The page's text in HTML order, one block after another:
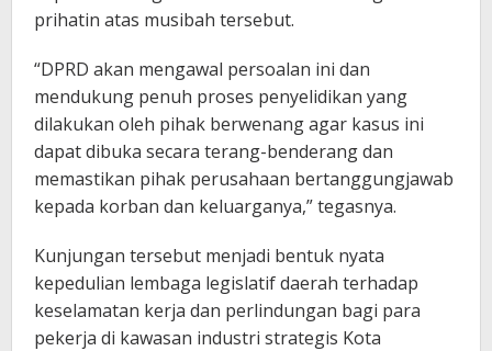
prihatin atas musibah tersebut.
“DPRD akan mengawal persoalan ini dan
mendukung penuh proses penyelidikan yang
dilakukan oleh pihak berwenang agar kasus ini
dapat dibuka secara terang-benderang dan
memastikan pihak perusahaan bertanggungjawab
kepada korban dan keluarganya,” tegasnya.
Kunjungan tersebut menjadi bentuk nyata
kepedulian lembaga legislatif daerah terhadap
keselamatan kerja dan perlindungan bagi para
pekerja di kawasan industri strategis Kota